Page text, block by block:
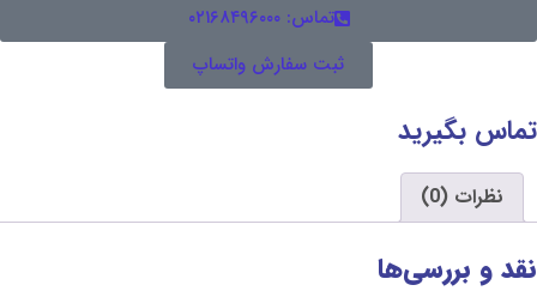
ثبت سفارش واتساپ